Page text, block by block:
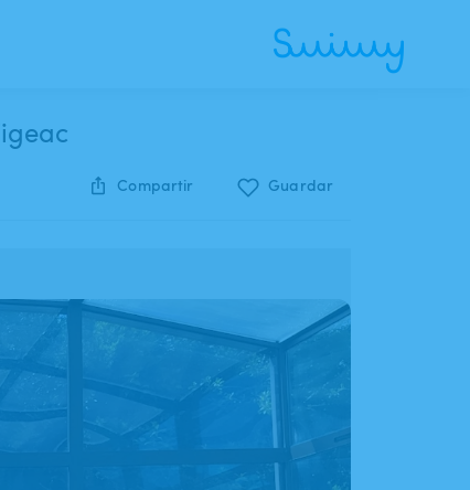
Compartir Guardar